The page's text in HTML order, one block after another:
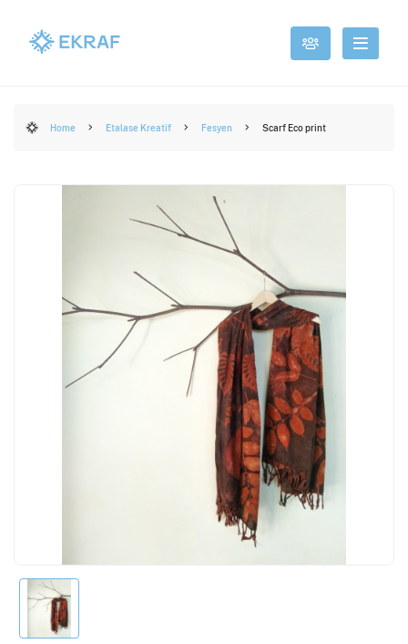
Home Etalase Kreatif Fesyen Scarf Eco print